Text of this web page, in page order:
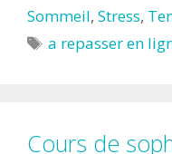
Sommeil, Stress,
Étiquettes
a repasser en
Cours de